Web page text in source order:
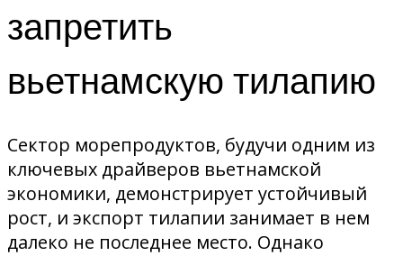
запретить
вьетнамскую тилапию
Сектор морепродуктов, будучи одним из
ключевых драйверов вьетнамской
экономики, демонстрирует устойчивый
рост, и экспорт тилапии занимает в нем
далеко не последнее место. Однако